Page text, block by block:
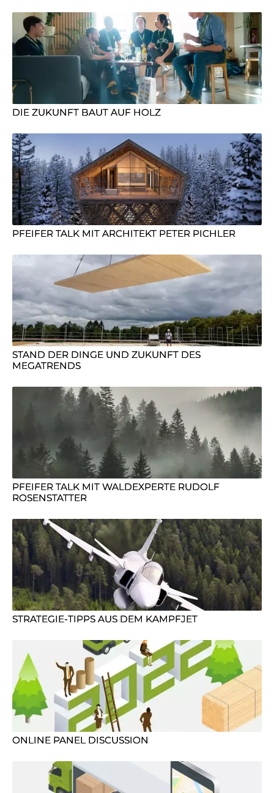
DIE ZUKUNFT BAUT AUF HOLZ
PFEIFER TALK MIT ARCHITEKT PETER PICHLER
STAND DER DINGE UND ZUKUNFT DES
MEGATRENDS
PFEIFER TALK MIT WALDEXPERTE RUDOLF
ROSENSTATTER
STRATEGIE-TIPPS AUS DEM KAMPFJET
ONLINE PANEL DISCUSSION